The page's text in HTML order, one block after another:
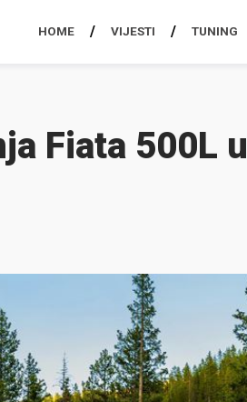
HOME VIJESTI TUNING
Fiata 500L u